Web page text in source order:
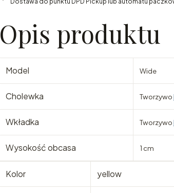
Opis produktu
Model Wide
Cholewka Tworzywo
Wkładka Tworzywo
Wysokość obcasa 1 cm
Kolor yellow